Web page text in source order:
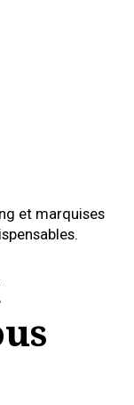
et marquises